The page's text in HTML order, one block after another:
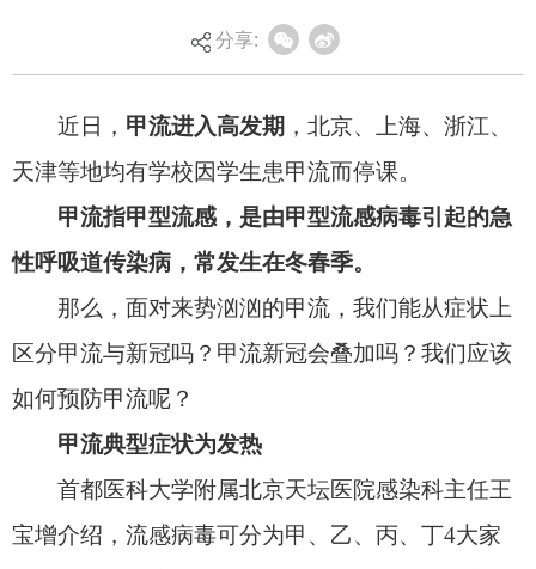
分享:
甲流指甲型流感，是由甲型流感病毒引起的急
性呼吸道传染病，常发生在冬春季。
区分甲流与新冠吗？甲流新冠会叠加吗？我们应该
如何预防甲流呢？
甲流典型症状为发热
首都医科大学附属北京天坛医院感染科主任王
族，其中甲型流感较为常见，每年会呈季节性流
行。
中国国家流感中心发布的
感监测周报显示，近期甲型流感的来势最为凶猛。
“甲流的潜伏期通常在
～
天，最主要的症状
呼吸道症状， 例如咳嗽、流涕、咽痛等。 ”